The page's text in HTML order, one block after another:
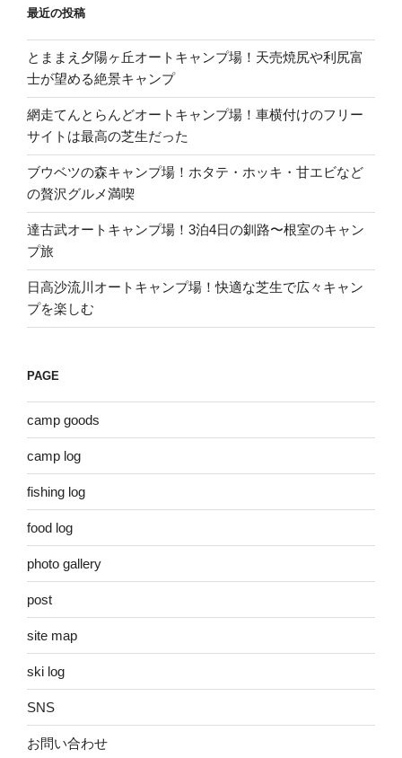
最近の投稿
とままえ夕陽ヶ丘オートキャンプ場！天売焼尻や利尻富
士が望める絶景キャンプ
網走てんとらんどオートキャンプ場！車横付けのフリー
サイトは最高の芝生だった
ブウベツの森キャンプ場！ホタテ・ホッキ・甘エビなど
の贅沢グルメ満喫
達古武オートキャンプ場！3泊4日の釧路〜根室のキャン
プ旅
日高沙流川オートキャンプ場！快適な芝生で広々キャン
プを楽しむ
PAGE
camp goods
camp log
fishing log
food log
photo gallery
post
site map
ski log
SNS
お問い合わせ